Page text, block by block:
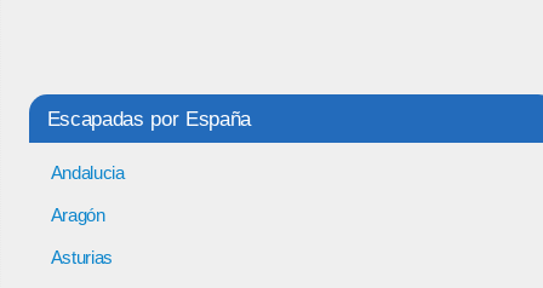
Escapadas por España
Andalucia
Aragón
Asturias